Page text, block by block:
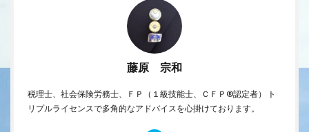
藤原 宗和
税理士、社会保険労務士、ＦＰ（１級技能士、ＣＦＰ®認定者） ト
リプルライセンスで多角的なアドバイスを心掛けております。